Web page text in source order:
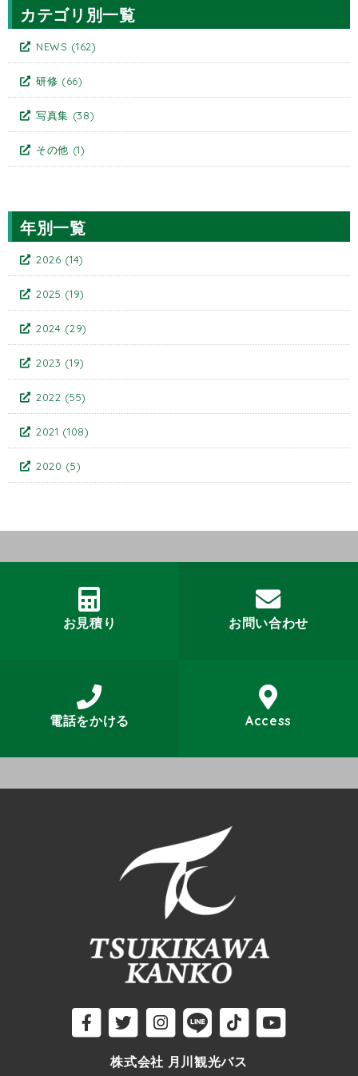
カテゴリ別一覧
NEWS (162)
研修 (66)
写真集 (38)
その他 (1)
年別一覧
2026 (14)
2025 (19)
2024 (29)
2023 (19)
2022 (55)
2021 (108)
2020 (5)
お見積り お問い合わせ
電話をかける Access
株式会社 月川観光バス